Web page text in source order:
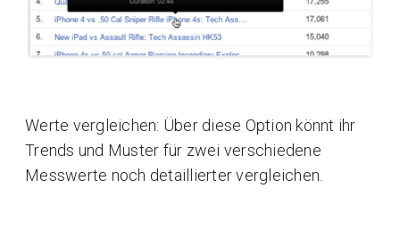
Werte vergleichen: Über diese Option könnt ihr
Trends und Muster für zwei verschiedene
Messwerte noch detaillierter vergleichen.